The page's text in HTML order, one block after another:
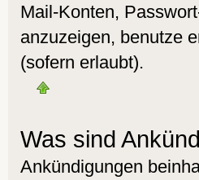
Mail-Konten,
anzuzeigen, benutze
(sofern erlaubt).
Was sind
Ankündigungen